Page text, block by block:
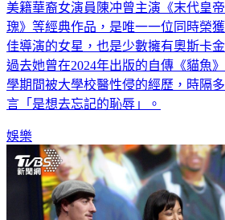
美籍華裔女演員陳冲曾主演《末代皇
瑰》等經典作品，是唯一一位同時榮
佳導演的女星，也是少數擁有奧斯卡
過去她曾在2024年出版的自傳《貓魚
學期間被大學校醫性侵的經歷，時隔
言「是想去忘記的恥辱」。
娛樂